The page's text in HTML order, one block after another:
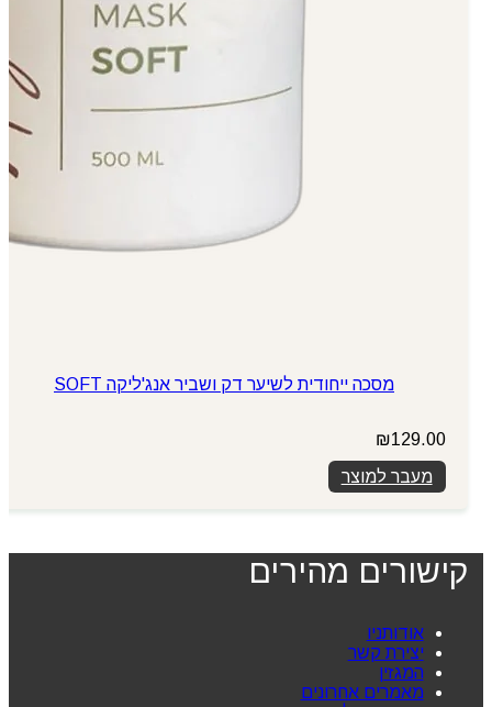
מסכה ייחודית לשיער דק ושביר אנג'ליקה SOFT
₪129.00
מעבר למוצר
קישורים מהירים
אודותניו
יצירת קשר
המגזין
מאמרים אחרונים